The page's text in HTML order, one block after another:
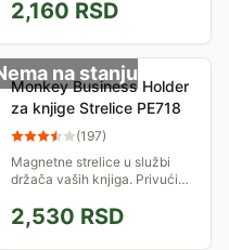
2,160 RSD
na stanju
Monkey Business Holder
za knjige Strelice PE718
(197)
Magnetne strelice u službi
držača vaših knjiga. Privući
dizajnom. Biće lep i koristan
detalj na vašim policama.
2,530 RSD